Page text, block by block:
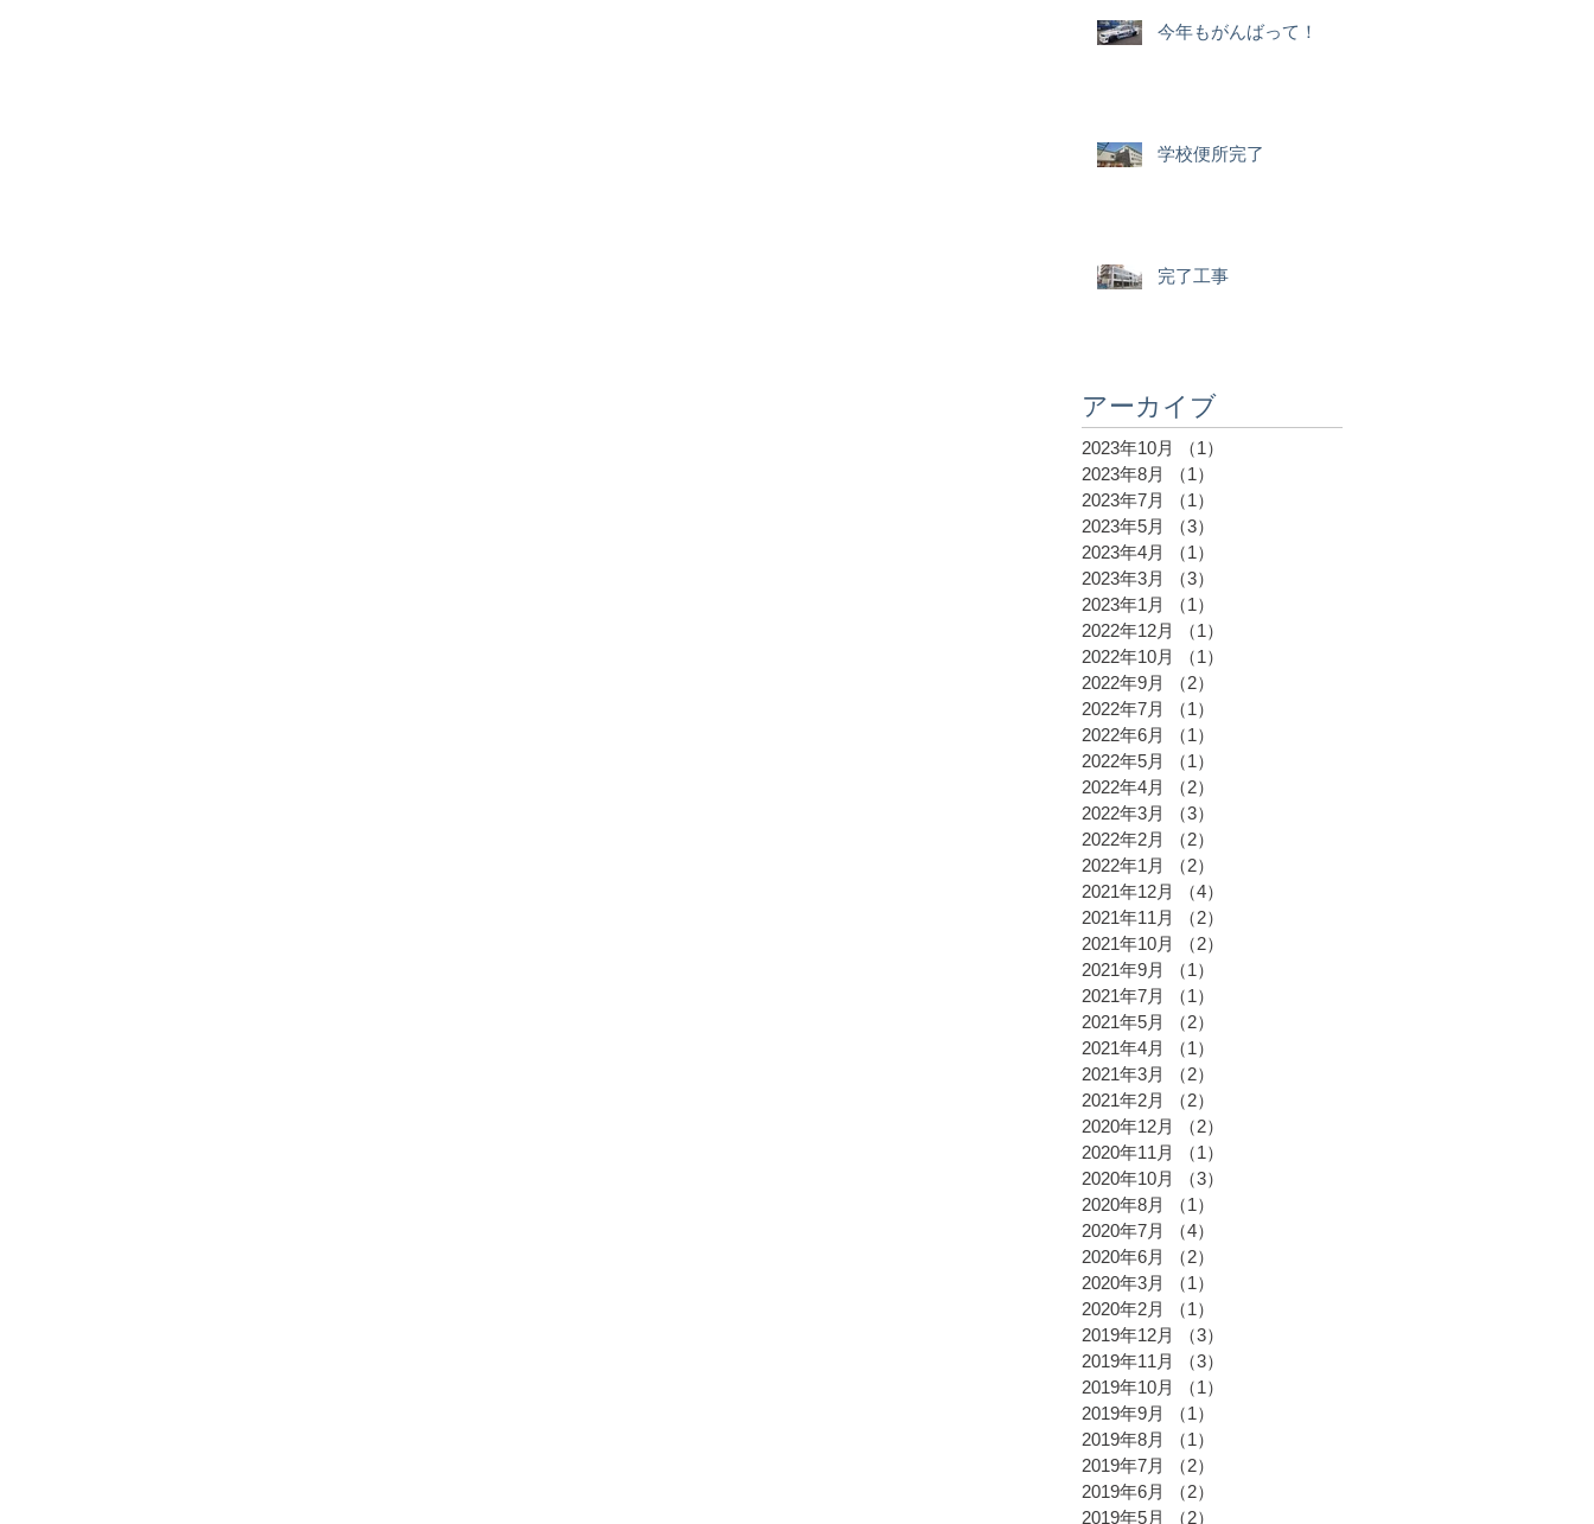
今年もがんばって！
学校便所完了
完了工事
アーカイブ
2023年10月 （1）
2023年8月
（1）
2023年7月
（1）
2023年5月
（3）
2023年4月
（1）
2023年3月
（3）
2023年1月
（1）
2022年12月
（1）
2022年10月
（1）
2022年9月
（2）
2022年7月
（1）
2022年6月
（1）
2022年5月
（1）
2022年4月
（2）
2022年3月
（3）
2022年2月
（2）
2022年1月
（2）
2021年12月
（4）
2021年11月
（2）
2021年10月
（2）
2021年9月
（1）
2021年7月
（1）
2021年5月
（2）
2021年4月
（1）
2021年3月
（2）
2021年2月
（2）
2020年12月
（2）
2020年11月
（1）
2020年10月
（3）
2020年8月
（1）
2020年7月
（4）
2020年6月
（2）
2020年3月
（1）
2020年2月
（1）
2019年12月
（3）
2019年11月
（3）
2019年10月
（1）
2019年9月
（1）
2019年8月
（1）
2019年7月
（2）
2019年6月
（2）
2019年5月
（2）